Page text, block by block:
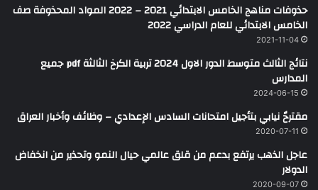
حذوفات مناهج الخامس الابتدائي 2021 – 2022 المواد المحذوفة صف
الخامس الابتدائي للعام الدراسي 2022
2021-11-04
نتائج الثالث متوسط الدور الاول 2024 تربية الكرخ الثالثة pdf جميع
المدارس
2024-06-15
مقترحٌ نيابي بتأجيل امتحانات السادس الإعدادي – وظائف وأخبار العراق
2020-07-11
عاجل الذهب يرتفع بدعم من قلق عالمي حيال النمو وتحذير من انخفاض
الدولار
2020-09-07